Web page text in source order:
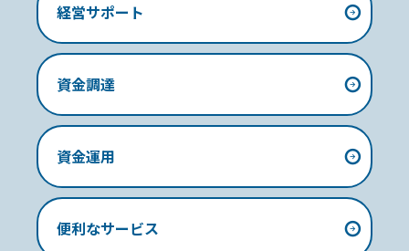
経営サポート
資金調達
資金運用
便利なサービス